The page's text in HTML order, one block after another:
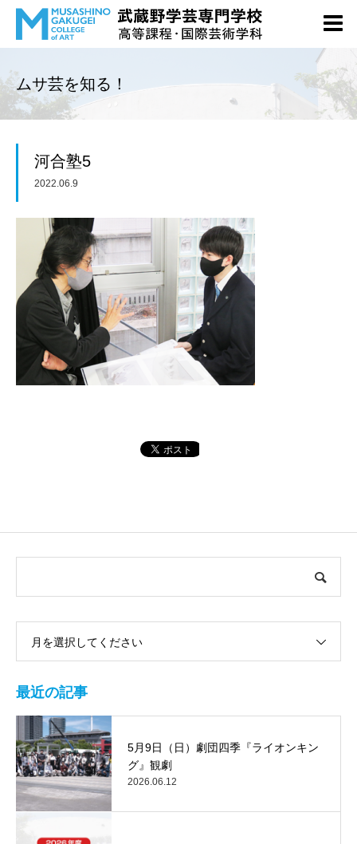
ムサ芸を知る！
河合塾5
2022.06.9
月を選択してください
最近の記事
5月9日（日）劇団四季『ライオンキン
グ』観劇
2026.06.12